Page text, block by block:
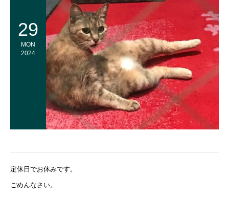
29
MON
2024
定休日でお休みです。
ごめんなさい。